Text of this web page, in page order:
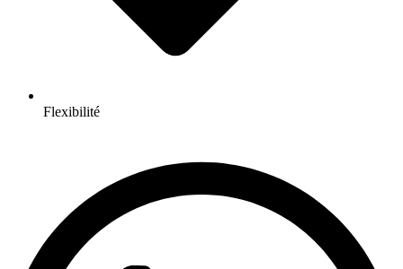
Flexibilité